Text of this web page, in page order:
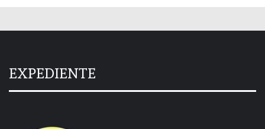
EXPEDIENTE